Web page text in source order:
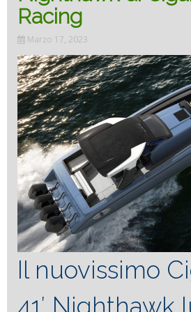
Racing
Marzo 17, 2023
Il nuovissimo